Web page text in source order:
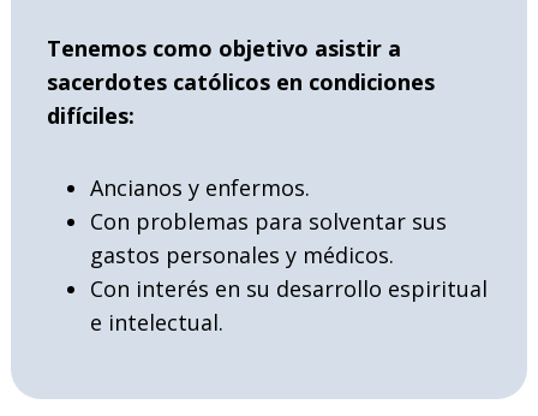
Tenemos como objetivo asistir a
sacerdotes católicos en condiciones
difíciles:
Ancianos y enfermos.
Con problemas para solventar sus
gastos personales y médicos.
Con interés en su desarrollo espiritual
e intelectual.